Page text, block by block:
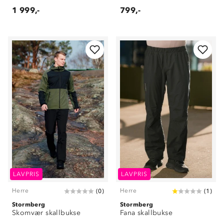
1 999,- 799,-
LAVPRIS
Herre (0)
Stormberg
Skomvær skallbukse
LAVPRIS
Herre (1 )
Stormberg
Fana skallbukse